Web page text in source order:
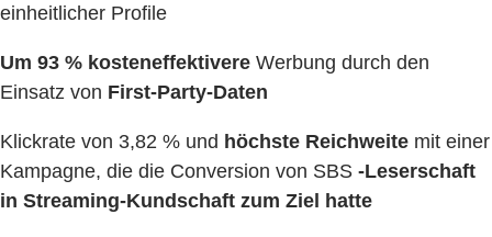
einheitlicher Profile
Um 93 % kosteneffektivere Werbung durch den
Einsatz von First-Party-Daten
Klickrate von 3,82 % und höchste Reichweite mit einer
Kampagne, die die Conversion von SBS -Leserschaft
in Streaming-Kundschaft zum Ziel hatte